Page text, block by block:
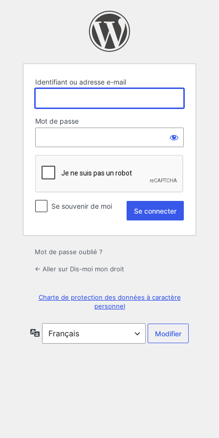
Identifiant ou adresse e-mail
Mot de passe
Se souvenir de moi
Mot de passe oublié ?
← Aller sur Dis-moi mon droit
Charte de protection des données à caractère
personnel
Langue